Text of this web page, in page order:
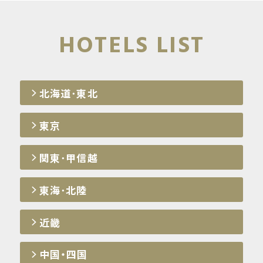
HOTELS LIST
北海道･東北
東京
関東･甲信越
東海･北陸
近畿
中国・四国
九州・沖縄